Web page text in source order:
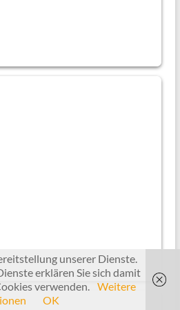
unserer Dienste.
erklären Sie sich damit
verwenden. Weitere
OK